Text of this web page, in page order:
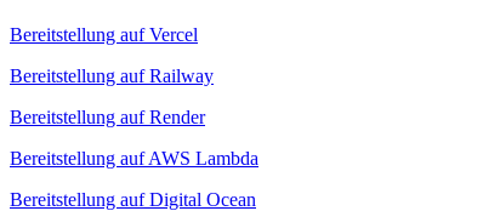
Bereitstellung auf Vercel
Bereitstellung auf Railway
Bereitstellung auf Render
Bereitstellung auf AWS Lambda
Bereitstellung auf Digital Ocean